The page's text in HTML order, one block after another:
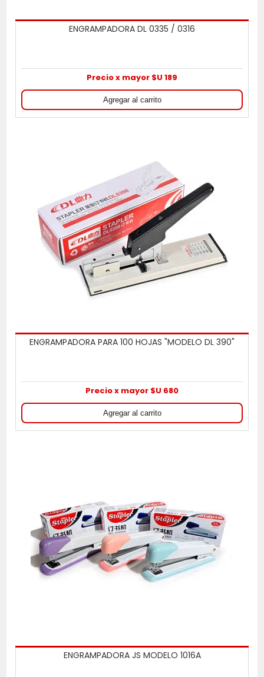
ENGRAMPADORA DL 0335 / 0316
Precio x mayor $U 189
ENGRAMPADORA PARA 100 HOJAS "MODELO DL 390"
Precio x mayor $U 680
ENGRAMPADORA JS MODELO 1016A